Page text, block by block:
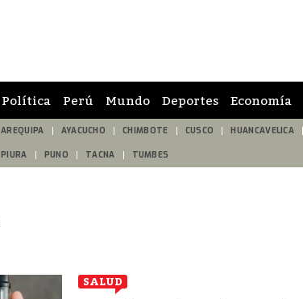
Política Perú Mundo Deportes Economía
AREQUIPA AYACUCHO CHIMBOTE CUSCO HUANCAVELICA
PIURA PUNO TACNA TUMBES
SALUD